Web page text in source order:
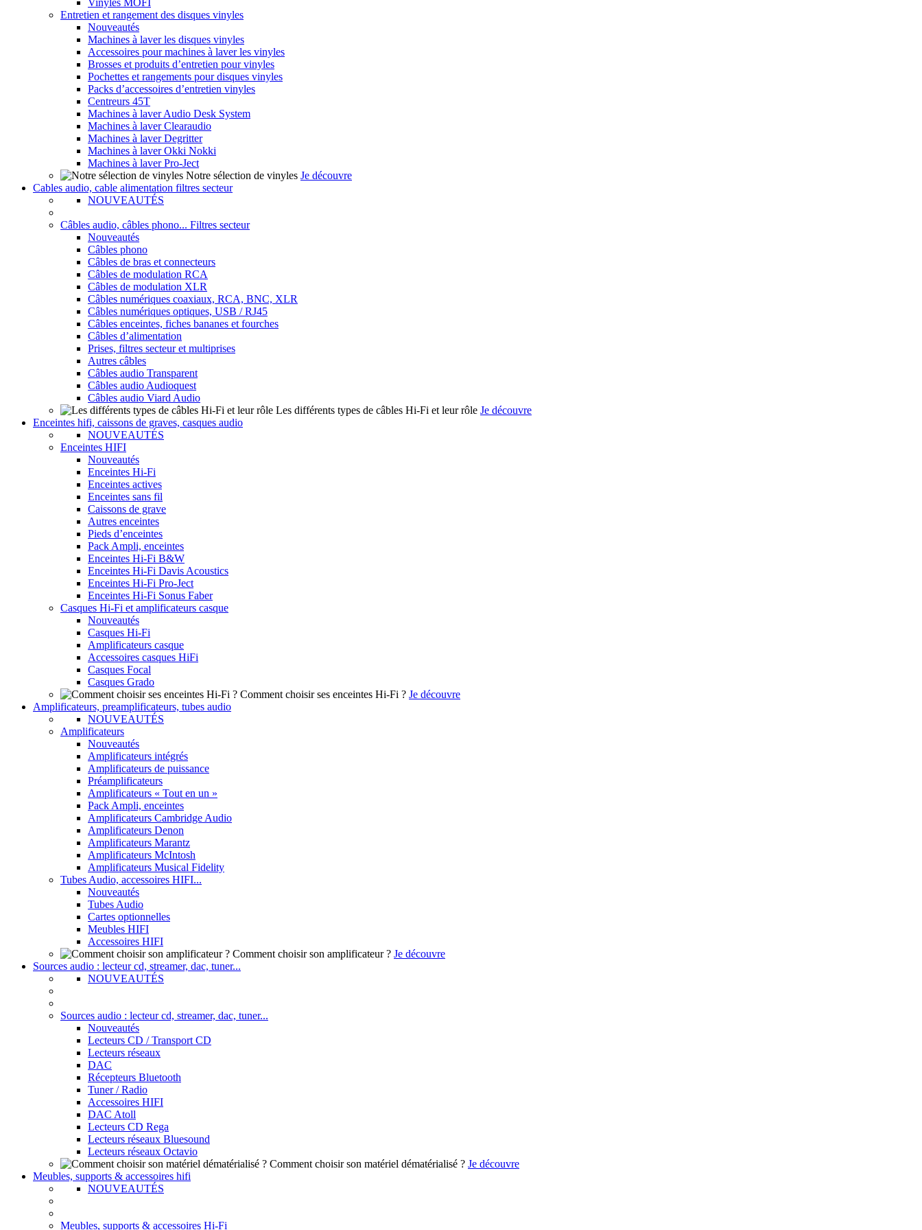
Vinyles MOFI
Entretien et rangement des disques vinyles
Nouveautés
Machines à laver les disques vinyles
Accessoires pour machines à laver les vinyles
Brosses et produits d’entretien pour vinyles
Pochettes et rangements pour disques vinyles
Packs d’accessoires d’entretien vinyles
Centreurs 45T
Machines à laver Audio Desk System
Machines à laver Clearaudio
Machines à laver Degritter
Machines à laver Okki Nokki
Machines à laver Pro-Ject
Notre sélection de vinyles Je découvre
Cables audio, cable alimentation filtres secteur
NOUVEAUTÉS
Câbles audio, câbles phono... Filtres secteur
Nouveautés
Câbles phono
Câbles de bras et connecteurs
Câbles de modulation RCA
Câbles de modulation XLR
Câbles numériques coaxiaux, RCA, BNC, XLR
Câbles numériques optiques, USB / RJ45
Câbles enceintes, fiches bananes et fourches
Câbles d’alimentation
Prises, filtres secteur et multiprises
Autres câbles
Câbles audio Transparent
Câbles audio Audioquest
Câbles audio Viard Audio
Les différents types de câbles Hi-Fi et leur rôle Je découvre
Enceintes hifi, caissons de graves, casques audio
NOUVEAUTÉS
Enceintes HIFI
Nouveautés
Enceintes Hi-Fi
Enceintes actives
Enceintes sans fil
Caissons de grave
Autres enceintes
Pieds d’enceintes
Pack Ampli, enceintes
Enceintes Hi-Fi B&W
Enceintes Hi-Fi Davis Acoustics
Enceintes Hi-Fi Pro-Ject
Enceintes Hi-Fi Sonus Faber
Casques Hi-Fi et amplificateurs casque
Nouveautés
Casques Hi-Fi
Amplificateurs casque
Accessoires casques HiFi
Casques Focal
Casques Grado
Comment choisir ses enceintes Hi-Fi ? Je découvre
Amplificateurs, preamplificateurs, tubes audio
NOUVEAUTÉS
Amplificateurs
Nouveautés
Amplificateurs intégrés
Amplificateurs de puissance
Préamplificateurs
Amplificateurs « Tout en un »
Pack Ampli, enceintes
Amplificateurs Cambridge Audio
Amplificateurs Denon
Amplificateurs Marantz
Amplificateurs McIntosh
Amplificateurs Musical Fidelity
Tubes Audio, accessoires HIFI...
Nouveautés
Tubes Audio
Cartes optionnelles
Meubles HIFI
Accessoires HIFI
Comment choisir son amplificateur ? Je découvre
Sources audio : lecteur cd, streamer, dac, tuner...
NOUVEAUTÉS
Sources audio : lecteur cd, streamer, dac, tuner...
Nouveautés
Lecteurs CD / Transport CD
Lecteurs réseaux
DAC
Récepteurs Bluetooth
Tuner / Radio
Accessoires HIFI
DAC Atoll
Lecteurs CD Rega
Lecteurs réseaux Bluesound
Lecteurs réseaux Octavio
Comment choisir son matériel dématérialisé ? Je découvre
Meubles, supports & accessoires hifi
NOUVEAUTÉS
Meubles, supports & accessoires Hi-Fi